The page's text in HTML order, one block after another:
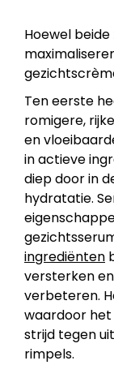
Hoewel
Ten eerste
romigere,
en
in actieve
diep door in
hydratatie.
ingrediënten
versterken
verbeteren.
waardoor het
strijd tegen
rimpels.